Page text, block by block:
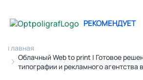
Главная
Облачный Web to print | Готовое
типографии и рекламного агентства
РЕКОМЕНДУЕТ